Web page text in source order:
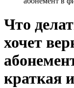
Что
хочет
краткая